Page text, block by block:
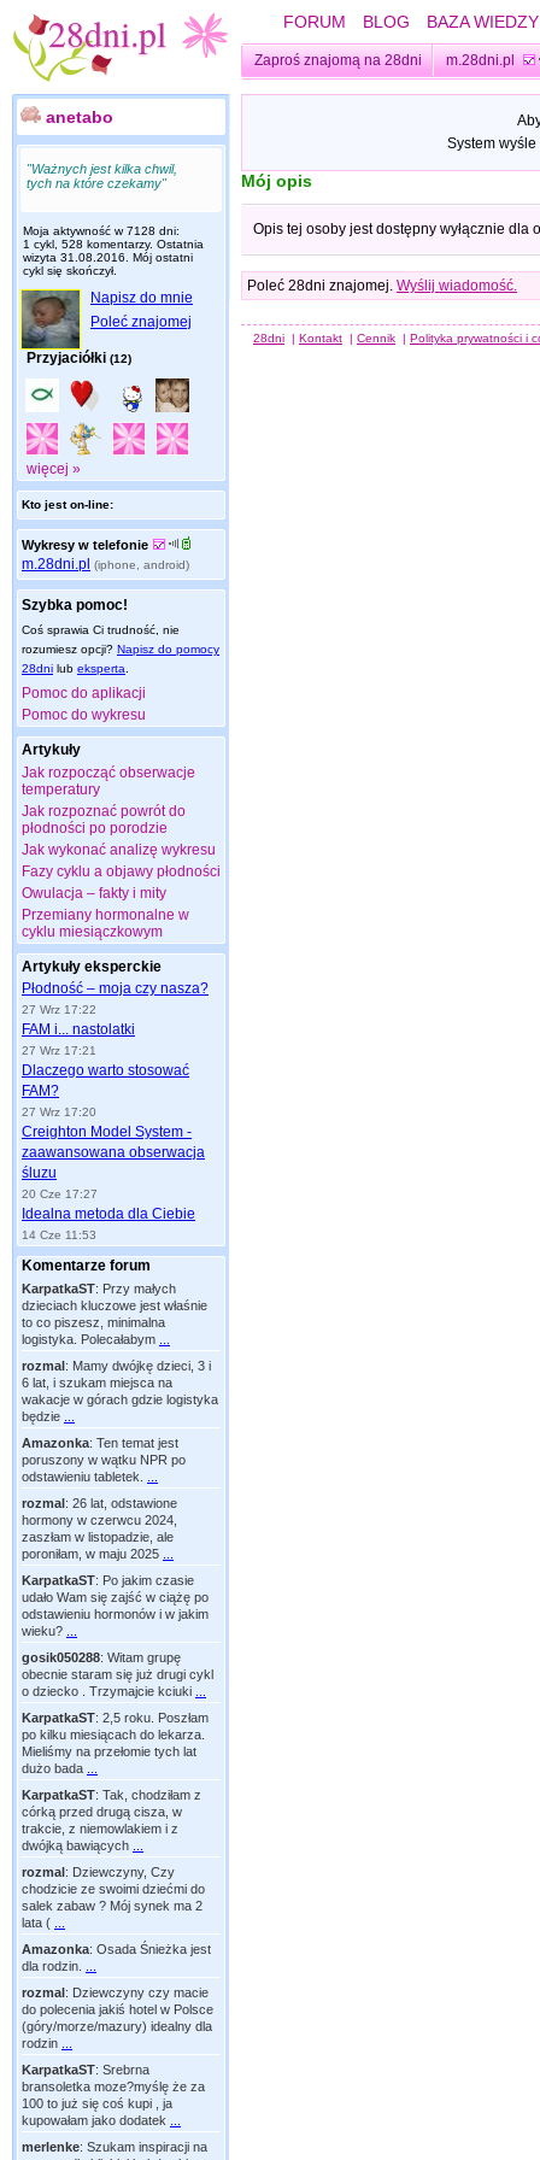
FORUM BLOG BAZA WIEDZY
Zaproś znajomą na 28dni m.28dni.pl
anetabo
"Ważnych jest kilka chwil,
tych na które czekamy"
Moja aktywność w 7128 dni:
1 cykl, 528 komentarzy. Ostatnia
wizyta 31.08.2016 . Mój ostatni
cykl się skończył.
Napisz do mnie
Poleć znajomej
Przyjaciółki (12)
więcej »
Kto jest on-line:
Wykresy w telefonie
m.28dni.pl (iphone, android)
Szybka pomoc!
Coś sprawia Ci trudność, nie
rozumiesz opcji? Napisz do pomocy
28dni lub eksperta
Pomoc do aplikacji
Pomoc do wykresu
Artykuły
Jak rozpocząć obserwacje
temperatury
Jak rozpoznać powrót do
płodności po porodzie
Jak wykonać analizę wykresu
Fazy cyklu a objawy płodności
Owulacja – fakty i mity
Przemiany hormonalne w
cyklu miesiączkowym
Artykuły eksperckie
Płodność – moja czy nasza?
27 Wrz 17:22
FAM i... nastolatki
27 Wrz 17:21
Dlaczego warto stosować
FAM?
27 Wrz 17:20
Creighton Model System -
zaawansowana obserwacja
śluzu
20 Cze 17:27
Idealna metoda dla Ciebie
14 Cze 11:53
Komentarze forum
KarpatkaST: Przy małych
dzieciach kluczowe jest właśnie
to co piszesz, minimalna
logistyka. Polecałabym
rozmal: Mamy dwójkę dzieci, 3 i
6 lat, i szukam miejsca na
wakacje w górach gdzie logistyka
będzie
Amazonka: Ten temat jest
poruszony w wątku NPR po
odstawieniu tabletek.
rozmal: 26 lat, odstawione
hormony w czerwcu 2024,
zaszłam w listopadzie, ale
poroniłam, w maju 2025
KarpatkaST: Po jakim czasie
udało Wam się zajść w ciążę po
odstawieniu hormonów i w jakim
wieku?
gosik050288: Witam grupę
obecnie staram się już drugi cykl
o dziecko . Trzymajcie kciuki
KarpatkaST: 2,5 roku. Poszłam
po kilku miesiącach do lekarza.
Mieliśmy na przełomie tych lat
dużo bada
KarpatkaST: Tak, chodziłam z
córką przed drugą cisza, w
trakcie, z niemowlakiem i z
dwójką bawiących
rozmal: Dziewczyny, Czy
chodzicie ze swoimi dziećmi do
salek zabaw ? Mój synek ma 2
lata (
Amazonka: Osada Śnieżka jest
dla rodzin.
rozmal: Dziewczyny czy macie
do polecenia jakiś hotel w Polsce
(góry/morze/mazury) idealny dla
rodzin
KarpatkaST: Srebrna
bransoletka moze?myślę że za
100 to już się coś kupi , ja
kupowałam jako dodatek
merlenke: Szukam inspiracji na
System
Mój opis
Opis tej osoby jest dostępny wyłącznie dla
Poleć 28dni znajomej. Wyślij wiadomość.
28dni | Kontakt | Cennik | Polityka prywatności i